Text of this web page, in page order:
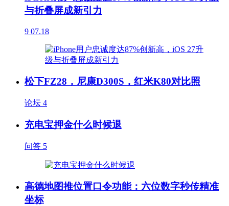
与折叠屏成新引力
9 07.18
松下FZ28，尼康D300S，红米K80对比照
论坛 4
充电宝押金什么时候退
问答 5
高德地图推位置口令功能：六位数字秒传精准
坐标